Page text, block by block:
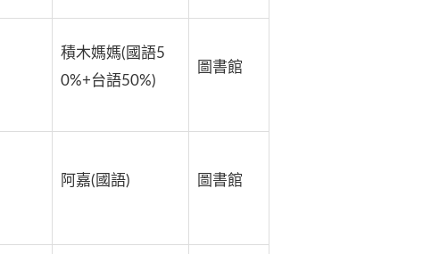
積木媽媽(國語5
0%+台語50%)
圖書館
阿嘉(國語) 圖書館